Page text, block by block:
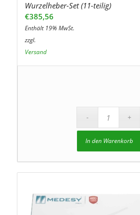
Wurzelheber-Set (11-teilig)
€385,56
Enthält 19% MwSt.
zzgl.
Versand
In den Warenkorb